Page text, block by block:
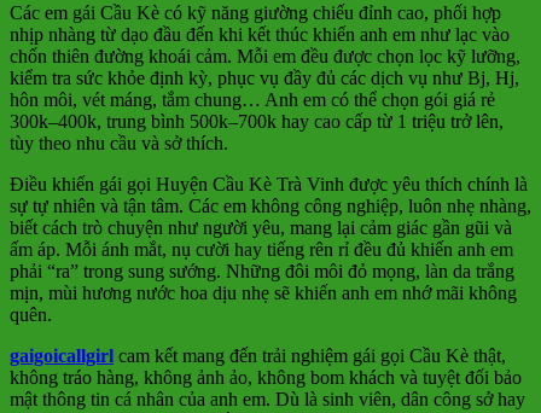
Các em gái Cầu Kè có kỹ năng giường chiếu đỉnh cao, phối hợp
nhịp nhàng từ dạo đầu đến khi kết thúc khiến anh em như lạc vào
chốn thiên đường khoái cảm. Mỗi em đều được chọn lọc kỹ lưỡng,
kiểm tra sức khỏe định kỳ, phục vụ đầy đủ các dịch vụ như Bj, Hj,
hôn môi, vét máng, tắm chung… Anh em có thể chọn gói giá rẻ
300k–400k, trung bình 500k–700k hay cao cấp từ 1 triệu trở lên,
tùy theo nhu cầu và sở thích.
Điều khiến gái gọi Huyện Cầu Kè Trà Vinh được yêu thích chính là
sự tự nhiên và tận tâm. Các em không công nghiệp, luôn nhẹ nhàng,
biết cách trò chuyện như người yêu, mang lại cảm giác gần gũi và
ấm áp. Mỗi ánh mắt, nụ cười hay tiếng rên rỉ đều đủ khiến anh em
phải “ra” trong sung sướng. Những đôi môi đỏ mọng, làn da trắng
mịn, mùi hương nước hoa dịu nhẹ sẽ khiến anh em nhớ mãi không
quên.
gaigoicallgirl cam kết mang đến trải nghiệm gái gọi Cầu Kè thật,
không tráo hàng, không ảnh ảo, không bom khách và tuyệt đối bảo
mật thông tin cá nhân của anh em. Dù là sinh viên, dân công sở hay